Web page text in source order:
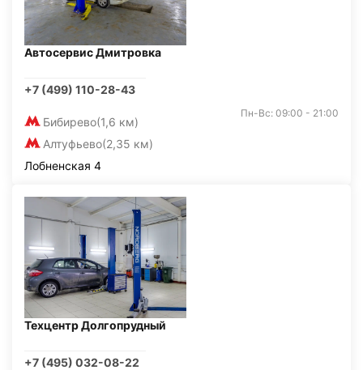
Автосервис Дмитровка
+7 (499) 110-28-43
Бибирево(1,6 км)
Алтуфьево(2,35 км)
Пн-Вс: 09:00 - 21:00
Лобненская 4
Техцентр Долгопрудный
+7 (495) 032-08-22